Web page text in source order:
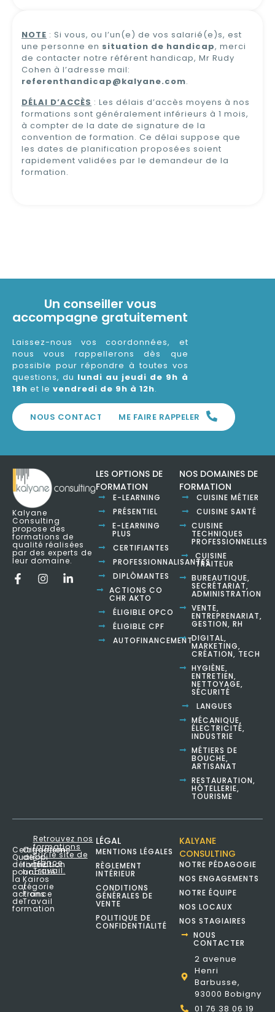
NOTE : Si vous, ou l’un(e) de vos salarié(e)s, est
une personne en situation de handicap, merci
de contacter notre référent handicap, Mr Rudy
Cohen à l’adresse mail:
referenthandicap@kalyane.com.
DÉLAI D’ACCÈS : Les délais d’accès moyens à nos
formations sont généralement inférieurs à 1 mois,
à compter de la date de signature de la
convention de formation. Ce délai suppose que
les dates de planification proposées soient
rapidement validées par le demandeur de la
formation.
Un conseiller vous
accompagne gratuitement
Laissez-nous vos coordonnées, et
nous vous rappellerons dès que
possible pour répondre à toutes vos
questions, du lundi au jeudi de 9h à
18h et le vendredi de 9h à 12h.
NOUS CONTACTER ME FAIRE RAPPELER
Kalyane
Consulting
propose des
formations de
qualité réalisées
par des experts de
leur domaine.
LES OPTIONS DE
FORMATION
E-LEARNING
PRÉSENTIEL
E-LEARNING
PLUS
CERTIFIANTES
PROFESSIONNALISANTES
DIPLÔMANTES
ACTIONS CO
CHR AKTO
ÉLIGIBLE OPCO
ÉLIGIBLE CPF
AUTOFINANCEMENT
NOS DOMAINES DE
FORMATION
CUISINE MÉTIER
CUISINE SANTÉ
CUISINE
TECHNIQUES
PROFESSIONNELLES
CUISINE
TRAITEUR
BUREAUTIQUE,
SECRÉTARIAT,
ADMINISTRATION
VENTE,
ENTREPRENARIAT,
GESTION, RH
DIGITAL,
MARKETING,
CRÉATION, TECH
HYGIÈNE,
ENTRETIEN,
NETTOYAGE,
SÉCURITÉ
LANGUES
MÉCANIQUE,
ÉLECTRICITÉ,
INDUSTRIE
MÉTIERS DE
BOUCHE,
ARTISANAT
RESTAURATION,
HÔTELLERIE,
TOURISME
Certification
Qualiopi
délivrée
pour
la
catégorie
actions
de
formation
Organisme
de
formation
habilité
Kairos
/
France
Travail
Retrouvez nos
formations
sur le site de
France
Travail.
LÉGAL
MENTIONS LÉGALES
RÈGLEMENT
INTÉRIEUR
CONDITIONS
GÉNÉRALES DE
VENTE
POLITIQUE DE
CONFIDENTIALITÉ
KALYANE
CONSULTING
NOTRE PÉDAGOGIE
NOS ENGAGEMENTS
NOTRE ÉQUIPE
NOS LOCAUX
NOS STAGIAIRES
NOUS
CONTACTER
2 avenue
Henri
Barbusse,
93000 Bobigny
01 76 38 06 19